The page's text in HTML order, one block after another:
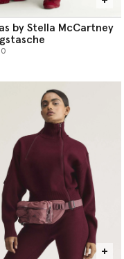
by Stella McCartney